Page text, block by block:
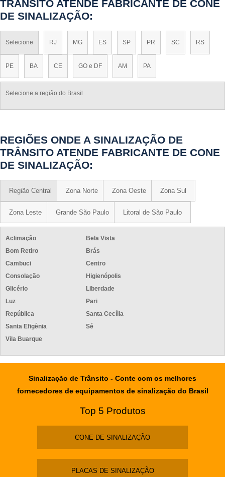
PLACA SINALIZAÇÃO EXTINTOR PÓ QUÍMICO
PLACAS DE SAÍDA DE EMERGÊNCIA
PLACAS DE SEGURANÇA
PLACAS DE SINALIZAÇÃO DE EMERGÊNCIA FOTOLUMINESCENTE
PLACAS DE SINALIZAÇÃO DE SAÍDA DE EMERGÊNCIA
PLACAS DE SINALIZAÇÃO DE SEGURANÇA CONTRA INCÊNDIO
PLACAS DE SINALIZAÇÃO DE SEGURANÇA EPI
PLACAS DE SINALIZAÇÃO PREVENÇÃO E COMBATE
PLACAS DE SINALIZAÇÃO PREVENÇÃO E COMBATE A INCÊNDIO
PLACA INDICATIVA DE BOTOEIRA DE ALARME
PLACA BOTOEIRA DE BOMBA DE INCÊNDIO
PLACA DE SINALIZAÇÃO ALARME SONORO
SINALIZAÇÃO DE EXTINTORES
SINALIZAÇÃO DE HIDRANTE
SINALIZAÇÃO DE HIDRANTES E EXTINTORES
PLACA PROIBIDO USO DE CELULAR
PLACA DE SINALIZAÇÃO ROTA DE FUGA EM SP
COMPRAR PLACA DE ROTA DE FUGA SP
FABRICANTE DE PLACA VELOCÍMETRO FIXA
FORNECEDOR DE PLACA VELOCÍMETRO FIXA
EMPRESA DE PLACA VELOCÍMETRO FIXA
PLACA VELOCÍMETRO COM CARRINHO PARA CONCESSIONÁRIAS
PREÇO DA PLACA VELOCÍMETRO MÓVEL
LOMBADA ELETRÔNICA EDUCATIVA
LOMBADA ELETRÔNICA PARA ESTACIONAMENTO
CONTROLADOR DE VELOCIDADE PARA CONDOMÍNIO
TRÂNSITO ATENDE FABRICANTE DE CONE
DE SINALIZAÇÃO:
Selecione RJ MG ES SP PR SC RS
PE BA CE GO e DF AM PA
Selecione a região do Brasil
REGIÕES ONDE A SINALIZAÇÃO DE
TRÂNSITO ATENDE FABRICANTE DE CONE
DE SINALIZAÇÃO:
Região Central Zona Norte Zona Oeste Zona Sul
Zona Leste Grande São Paulo Litoral de São Paulo
Aclimação
Bela Vista
Bom Retiro
Brás
Cambuci
Centro
Consolação
Higienópolis
Glicério
Liberdade
Luz
Pari
República
Santa Cecília
Santa Efigênia
Sé
Vila Buarque
Sinalização de Trânsito - Conte com os melhores
fornecedores de equipamentos de sinalização do Brasil
Top 5 Produtos
CONE DE SINALIZAÇÃO
PLACAS DE SINALIZAÇÃO